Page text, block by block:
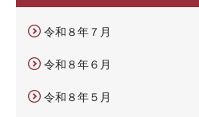
令和８年７月
令和８年６月
令和８年５月